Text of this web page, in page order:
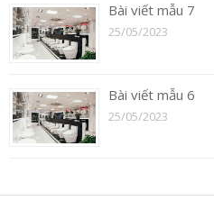
Bài viết mẫu 7
25/05/2023
Bài viết mẫu 6
25/05/2023